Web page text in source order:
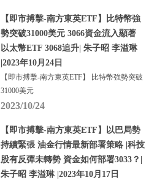
【即市搏擊-南方東英ETF】比特幣強
勢突破31000美元 3066資金流入顯著
以太幣ETF 3068追升| 朱子昭 李溢琳
|2023年10月24日
【即市搏擊-南方東英ETF】 比特幣強勢突破
31000美元
2023/10/24
【即市搏擊-南方東英ETF】以巴局勢
持續緊張 油金行情最新部署策略 |科技
股有反彈未轉勢 資金如何部署3033？|
朱子昭 李溢琳 |2023年10月17日